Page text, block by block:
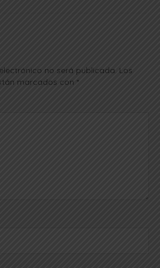
no será publicada. Los
marcados con *